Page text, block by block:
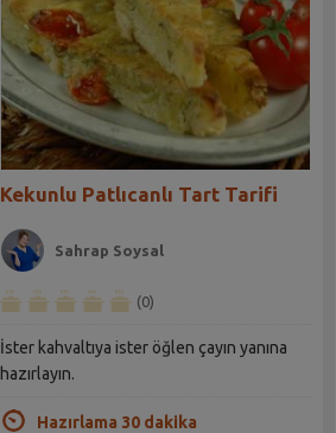
Kekunlu Patlıcanlı Tart Tarifi
Sahrap Soysal
(0)
İster kahvaltıya ister öğlen çayın yanına
hazırlayın.
Hazırlama 30 dakika